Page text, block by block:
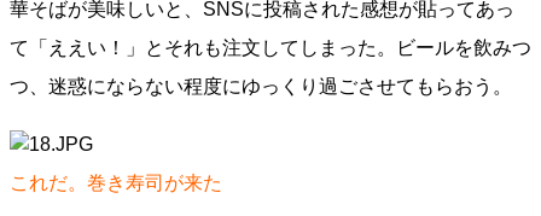
華そばが美味しいと、SNSに投稿された感想が貼ってあっ
て「ええい！」とそれも注文してしまった。ビールを飲みつ
つ、迷惑にならない程度にゆっくり過ごさせてもらおう。
これだ。巻き寿司が来た